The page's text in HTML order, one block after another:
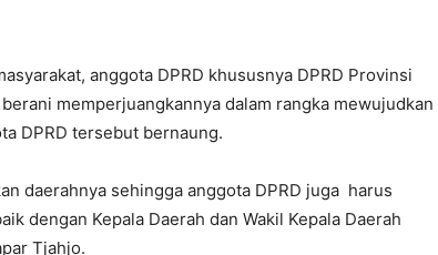
anggota DPRD khususnya DPRD Provinsi
memperjuangkannya dalam rangka mewujudkan
DPRD tersebut bernaung.
daerahnya sehingga anggota DPRD juga harus
dengan Kepala Daerah dan Wakil Kepala Daerah
Tjahjo.